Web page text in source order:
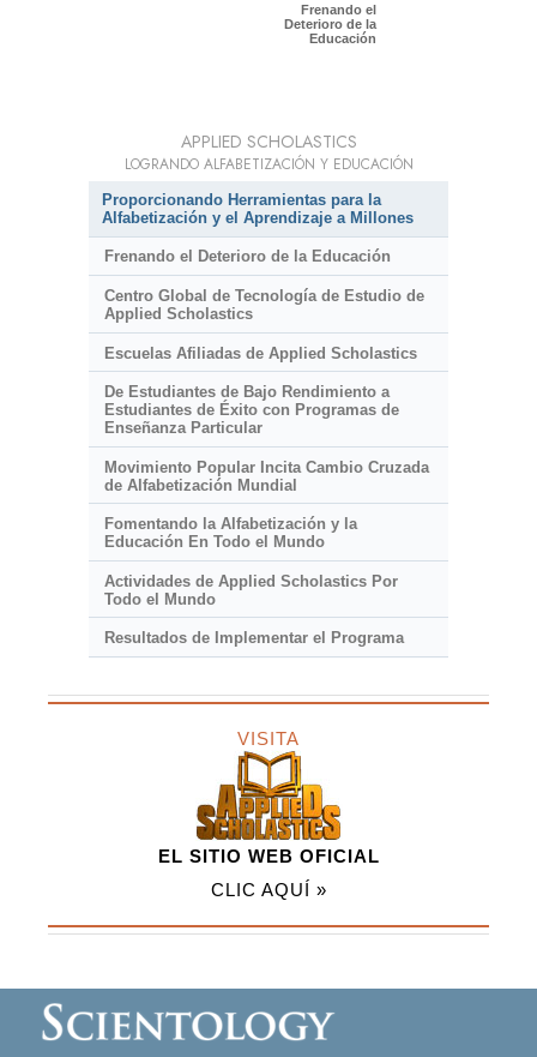
Frenando el
Deterioro de la
Educación
APPLIED SCHOLASTICS
LOGRANDO ALFABETIZACIÓN Y EDUCACIÓN
Proporcionando Herramientas para la
Alfabetización y el Aprendizaje a Millones
Frenando el Deterioro de la Educación
Centro Global de Tecnología de Estudio de
Applied Scholastics
Escuelas Afiliadas de Applied Scholastics
De Estudiantes de Bajo Rendimiento a
Estudiantes de Éxito con Programas de
Enseñanza Particular
Movimiento Popular Incita Cambio Cruzada
de Alfabetización Mundial
Fomentando la Alfabetización y la
Educación En Todo el Mundo
Actividades de Applied Scholastics Por
Todo el Mundo
Resultados de Implementar el Programa
VISITA
EL SITIO WEB OFICIAL
CLIC AQUÍ »